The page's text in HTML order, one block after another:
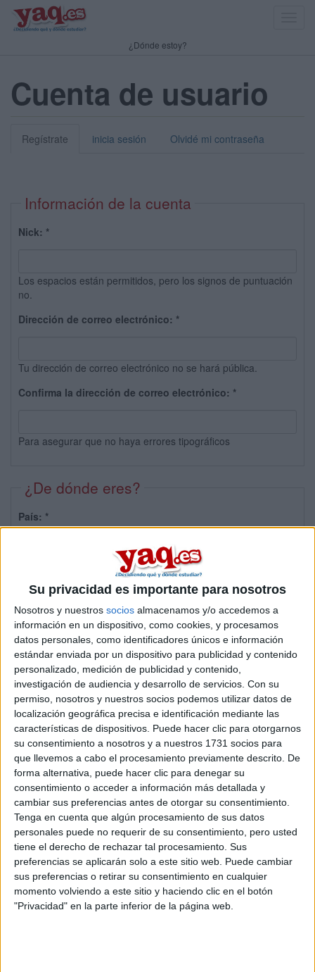
Su privacidad es importante para nosotros
Nosotros y nuestros socios almacenamos y/o accedemos a
información en un dispositivo, como cookies, y procesamos
datos personales, como identificadores únicos e información
estándar enviada por un dispositivo para publicidad y contenido
personalizado, medición de publicidad y contenido,
investigación de audiencia y desarrollo de servicios. Con su
permiso, nosotros y nuestros socios podemos utilizar datos de
localización geográfica precisa e identificación mediante las
características de dispositivos. Puede hacer clic para otorgarnos
su consentimiento a nosotros y a nuestros 1731 socios para
que llevemos a cabo el procesamiento previamente descrito. De
forma alternativa, puede hacer clic para denegar su
consentimiento o acceder a información más detallada y
cambiar sus preferencias antes de otorgar su consentimiento.
Tenga en cuenta que algún procesamiento de sus datos
personales puede no requerir de su consentimiento, pero usted
tiene el derecho de rechazar tal procesamiento. Sus
preferencias se aplicarán solo a este sitio web. Puede cambiar
sus preferencias o retirar su consentimiento en cualquier
momento volviendo a este sitio y haciendo clic en el botón
"Privacidad" en la parte inferior de la página web.
¿Dónde estoy?
Cuenta de usuario
Regístrate inicia sesión Olvidé mi contraseña
Información de la cuenta
Nick: *
Los espacios están permitidos, pero los signos de puntuación
no.
Dirección de correo electrónico: *
Tu dirección de correo electrónico no se hará pública.
Confirma la dirección de correo electrónico: *
Para asegurar que no haya errores tipográficos
¿De dónde eres?
País: *
Sobre ti
Soy:*
Chico
Chica
¿En qué año terminas (o terminaste) bachillerato o FP?
Soy estudiante de:*
Términos y Condiciones de Uso
Aceptolos Términos y Condicionesde uso*